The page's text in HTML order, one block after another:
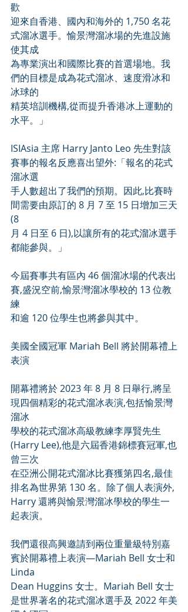
歡
迎來自香港、國內和海外的 1,750 名花
式溜冰選手。愉景灣溜冰場的先進設施
使其成
為專業演出和國際比賽的首選場地。我
們的目標是成為花式溜冰、速度滑冰和
冰球的
精英培訓機構,從而提升香港冰上運動的
水平。」
ISIAsia 主席 Harry Janto Leo 先生對該
賽事的報名反應喜出望外:「報名的花式
溜冰選
手人數超出了我們的預期。因此,比賽時
間需要由原訂的 8 月 7 至 15 日增加三天
(8
月 4 日至 6 日),以讓所有的花式溜冰選手
都能參與。」
今屆賽事共有區內 46 個溜冰場的代表出
賽,盛況空前,愉景灣溜冰學校的 13 位教
練
和逾 120 位學生也將參與其中。
美國全國冠軍 Mariah Bell 將於開幕禮上
表演
開幕禮將於 2023 年 8 月 8 日舉行,將呈
現四個精彩的花式溜冰表演,包括愉景灣
溜冰
學校的花式溜冰高級教練李厚賢先生
(Harry Lee),他是六屆香港錦標賽冠軍,也
曾三次
在亞洲公開花式溜冰比賽獲第四名,最佳
排名為世界第 130 名。除了個人表演外,
Harry 還將與愉景灣溜冰學校的學生一
起表演。
我們還很高興邀請到兩位重量級特別嘉
賓於開幕禮上表演—Mariah Bell 女士和
Linda
Dean Huggins 女士。Mariah Bell 女士
是世界著名的花式溜冰選手及 2022 年美